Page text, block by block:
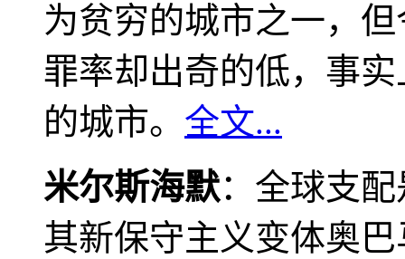
为贫穷的城市之一，
罪率却出奇的低，事
的城市。 全文...
米尔斯海默：全球支
其新保守主义变体奥